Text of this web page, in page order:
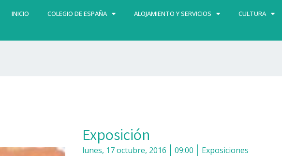
INICIO COLEGIO DE ESPAÑA ALOJAMIENTO Y SERVICIOS CULTURA
Exposición
lunes, 17 octubre, 2016 09:00 Exposiciones